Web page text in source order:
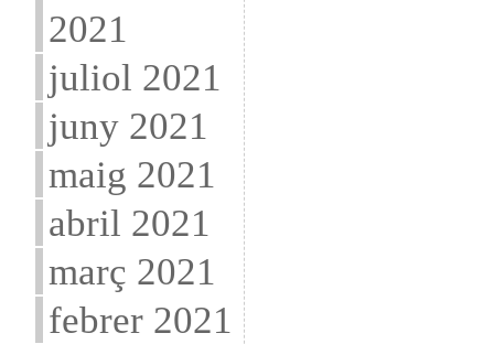
2021
juliol 2021
juny 2021
maig 2021
abril 2021
març 2021
febrer 2021